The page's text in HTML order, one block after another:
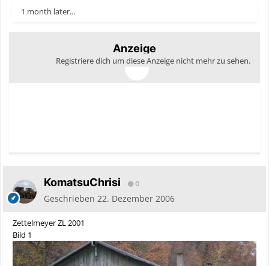
1 month later...
Anzeige
Registriere dich um diese Anzeige nicht mehr zu sehen.
KomatsuChrisi 0
Geschrieben 22. Dezember 2006
Zettelmeyer ZL 2001
Bild 1